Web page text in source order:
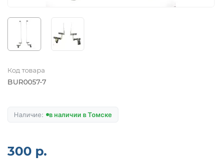
Код товара
BUR0057-7
в наличии в Томске
300 р.